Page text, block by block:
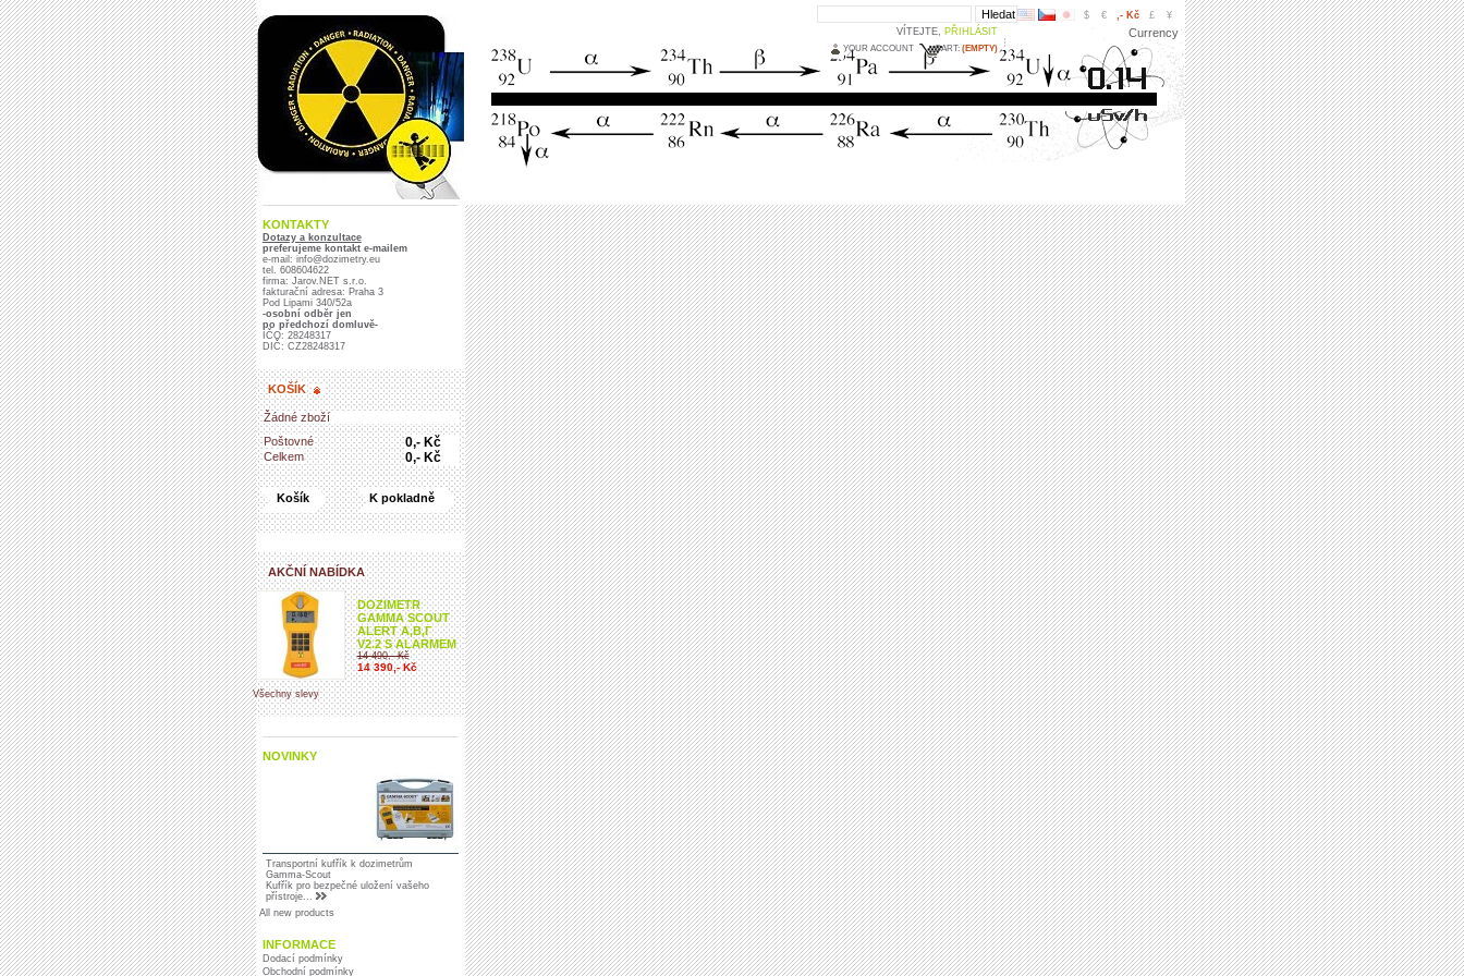
$ € ,- Kč £ ¥
Currency
VÍTEJTE, PŘIHLÁSIT
CART: (EMPTY)
YOUR ACCOUNT
KONTAKTY
Dotazy a konzultace
preferujeme kontakt e-mailem
e-mail: info@dozimetry.eu
tel. 608604622
firma: Jarov.NET s.r.o.
fakturační adresa: Praha 3
Pod Lipami 340/52a
-osobní odběr jen
po předchozí domluvě-
IČO: 28248317
DIČ: CZ28248317
KOŠÍK
Žádné zboží
Poštovné
0,- Kč
Celkem 0,- Kč
Košík K pokladně
AKČNÍ NABÍDKA
DOZIMETR
GAMMA SCOUT
ALERT Α,Β,Γ
V2.2 S ALARMEM
14 490,- Kč
14 390,- Kč
Všechny slevy
NOVINKY
Transportní kufřík k dozimetrům
Gamma-Scout
Kufřík pro bezpečné uložení vašeho
přístroje...
All new products
INFORMACE
Dodací podmínky
Obchodní podmínky